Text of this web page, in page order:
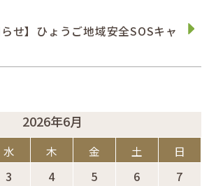
らせ】ひょうご地域安全SOSキャ
2026年6月
水 木 金 土
日
3 4 5 6
7